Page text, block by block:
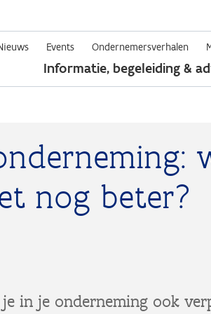
Overslaan
en
naar
de
Events Ondernemersverhalen
Informatie, begeleiding &
nog beter?
in je onderneming ook